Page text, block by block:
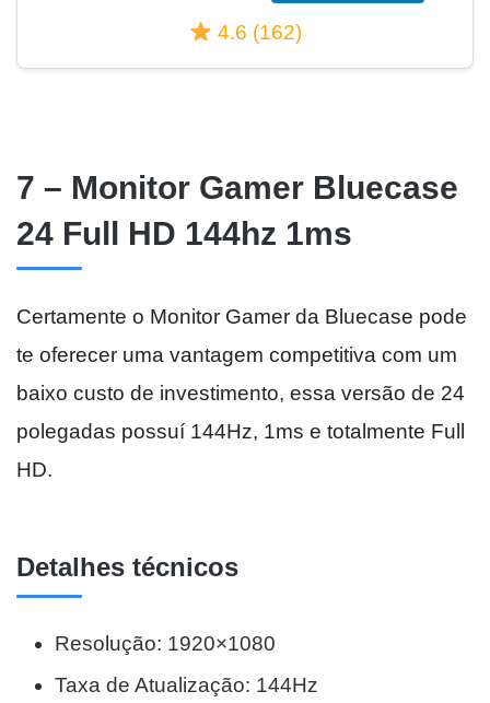
4.6 (162)
7 – Monitor Gamer Bluecase
24 Full HD 144hz 1ms
Certamente o Monitor Gamer da Bluecase pode
te oferecer uma vantagem competitiva com um
baixo custo de investimento, essa versão de 24
polegadas possuí 144Hz, 1ms e totalmente Full
HD.
Detalhes técnicos
Resolução: 1920×1080
Taxa de Atualização: 144Hz